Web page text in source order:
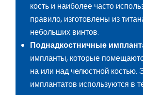
кость и наиболее часто
правило, изготовлены из
небольших винтов.
Поднадкостничные
импланты, которые
на или над челюстной костью.
имплантатов используются в